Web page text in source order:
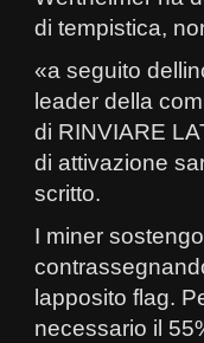
di tempistica,
«a seguito
leader della
di RINVIARE
di attivazione
scritto.
I miner
lapposito flag.
necessario il